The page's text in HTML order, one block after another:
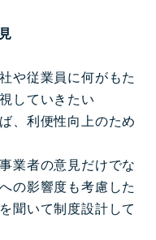
や従業員に何がもた
していきたい
、利便性向上のため
業者の意見だけでな
の影響度も考慮した
聞いて制度設計して